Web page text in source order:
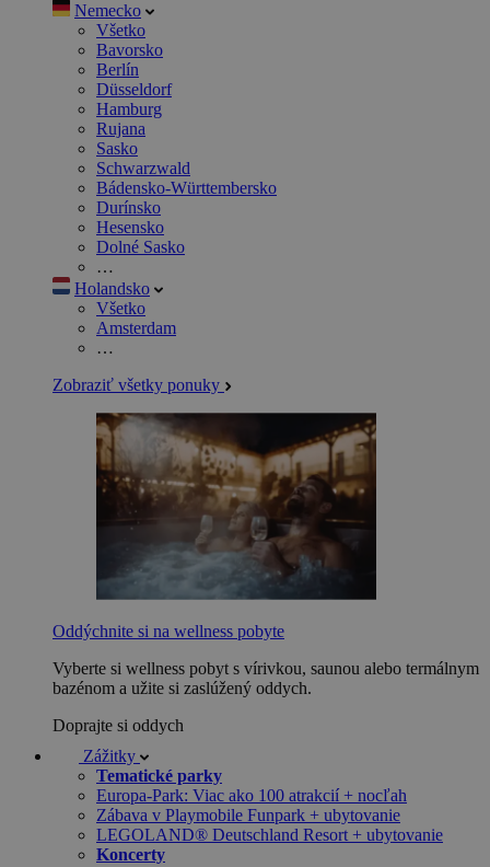
Nemecko
Všetko
Bavorsko
Berlín
Düsseldorf
Hamburg
Rujana
Sasko
Schwarzwald
Bádensko-Württembersko
Durínsko
Hesensko
Dolné Sasko
…
Holandsko
Všetko
Amsterdam
…
Zobraziť všetky ponuky
Oddýchnite si na wellness pobyte
Vyberte si wellness pobyt s vírivkou, saunou alebo termálnym
bazénom a užite si zaslúžený oddych.
Doprajte si oddych
Zážitky
Tematické parky
Europa-Park: Viac ako 100 atrakcií + nocľah
Zábava v Playmobile Funpark + ubytovanie
LEGOLAND® Deutschland Resort + ubytovanie
Koncerty